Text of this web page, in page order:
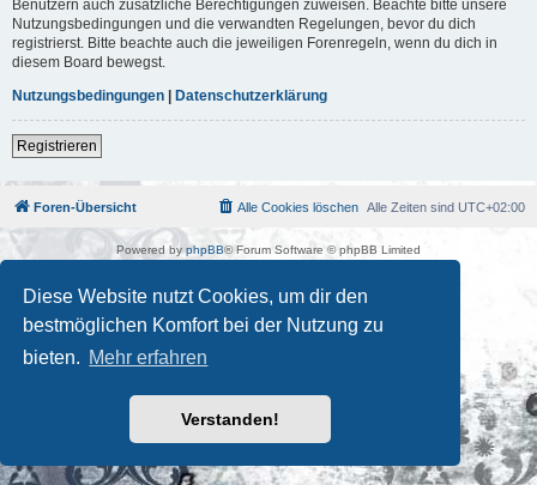
Diese Website nutzt Cookies, um dir den
bestmöglichen Komfort bei der Nutzung zu
bieten. Mehr erfahren
Verstanden!
Benutzern auch zusätzliche Berechtigungen zuweisen. Beachte bitte unsere
Nutzungsbedingungen und die verwandten Regelungen, bevor du dich
registrierst. Bitte beachte auch die jeweiligen Forenregeln, wenn du dich in
diesem Board bewegst.
Nutzungsbedingungen | Datenschutzerklärung
Registrieren
Foren-Übersicht Alle Zeiten sind UTC+02:00
Alle Cookies löschen
Powered by phpBB® Forum Software © phpBB Limited
Kulturkosmos Müritz e.V|Fusion Festival|Mastodon